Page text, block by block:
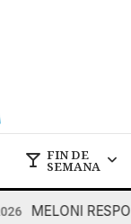
FIN DE
SEMANA
MELONI